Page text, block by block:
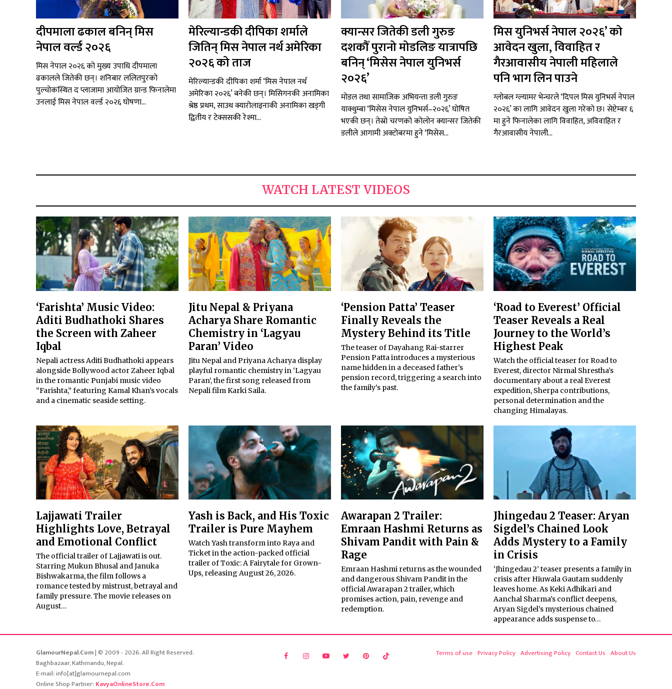
दीपमाला ढकाल बनिन् मिस
नेपाल वर्ल्ड २०२६
मिस नेपाल २०२६ को मुख्य उपाधि दीपमाला
ढकालले जितेकी छन्। शनिबार ललितपुरको
पुल्चोकस्थित द प्लाजामा आयोजित ग्रान्ड फिनालेमा
उनलाई मिस नेपाल वर्ल्ड २०२६ घोषणा...
मेरिल्यान्डकी दीपिका शर्माले
जितिन् मिस नेपाल नर्थ अमेरिका
२०२६ को ताज
मेरिल्यान्डकी दीपिका शर्मा ‘मिस नेपाल नर्थ
अमेरिका २०२६’ बनेकी छन्। मिसिगनकी अनामिका
श्रेष्ठ प्रथम, साउथ क्यारोलाइनाकी अनामिका खड्गी
द्वितीय र टेक्ससकी रेश्मा...
क्यान्सर जितेकी डली गुरुङ
दशकौँ पुरानो मोडलिङ यात्रापछि
बनिन् ‘मिसेस नेपाल युनिभर्स
२०२६’
मोडल तथा सामाजिक अभियन्ता डली गुरुङ
याक्थुम्बा ‘मिसेस नेपाल युनिभर्स–२०२६’ घोषित
भएकी छन्। तेस्रो चरणको कोलोन क्यान्सर जितेकी
डलीले आगामी अक्टोबरमा हुने ‘मिसेस...
मिस युनिभर्स नेपाल २०२६’ को
आवेदन खुला, विवाहित र
गैरआवासीय नेपाली महिलाले
पनि भाग लिन पाउने
ग्लोबल ग्ल्यामर भेन्चरले ‘दिपल मिस युनिभर्स नेपाल
२०२६’ का लागि आवेदन खुला गरेको छ। सेप्टेम्बर ६
मा हुने फिनालेका लागि विवाहित, अविवाहित र
गैरआवासीय नेपाली...
WATCH LATEST VIDEOS
‘Farishta’ Music Video:
Aditi Budhathoki Shares
the Screen with Zaheer
Iqbal
Nepali actress Aditi Budhathoki appears
alongside Bollywood actor Zaheer Iqbal
in the romantic Punjabi music video
“Farishta,” featuring Kamal Khan’s vocals
and a cinematic seaside setting.
Jitu Nepal & Priyana
Acharya Share Romantic
Chemistry in ‘Lagyau
Paran’ Video
Jitu Nepal and Priyana Acharya display
playful romantic chemistry in ‘Lagyau
Paran’, the first song released from
Nepali film Karki Saila.
‘Pension Patta’ Teaser
Finally Reveals the
Mystery Behind its Title
The teaser of Dayahang Rai-starrer
Pension Patta introduces a mysterious
name hidden in a deceased father’s
pension record, triggering a search into
the family’s past.
‘Road to Everest’ Official
Teaser Reveals a Real
Journey to the World’s
Highest Peak
Watch the official teaser for Road to
Everest, director Nirmal Shrestha’s
documentary about a real Everest
expedition, Sherpa contributions,
personal determination and the
changing Himalayas.
Lajjawati Trailer
Highlights Love, Betrayal
and Emotional Conflict
The official trailer of Lajjawati is out.
Starring Mukun Bhusal and Januka
Bishwakarma, the film follows a
romance tested by mistrust, betrayal and
family pressure. The movie releases on
August…
Yash is Back, and His Toxic
Trailer is Pure Mayhem
Watch Yash transform into Raya and
Ticket in the action-packed official
trailer of Toxic: A Fairytale for Grown-
Ups, releasing August 26, 2026.
Awarapan 2 Trailer:
Emraan Hashmi Returns as
Shivam Pandit with Pain &
Rage
Emraan Hashmi returns as the wounded
and dangerous Shivam Pandit in the
official Awarapan 2 trailer, which
promises action, pain, revenge and
redemption.
Jhingedau 2 Teaser: Aryan
Sigdel’s Chained Look
Adds Mystery to a Family
in Crisis
‘Jhingedau 2’ teaser presents a family in
crisis after Hiuwala Gautam suddenly
leaves home. As Keki Adhikari and
Aanchal Sharma’s conflict deepens,
Aryan Sigdel’s mysterious chained
appearance adds suspense to…
GlamourNepal.Com| © 2009 - 2026. All Right Reserved.
Baghbazaar, Kathmandu, Nepal.
E-mail: info[at]glamournepal.com
Online Shop Partner: KavyaOnlineStore.Com
Terms of use Privacy Policy Advertising Policy Contact Us About Us